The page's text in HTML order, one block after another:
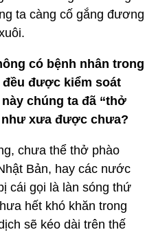
ta càng cố gắng đương
có bệnh nhân trong
được kiểm soát
chúng ta đã “thở
xưa được chưa?
chưa thể thở phào
Bản, hay các nước
cái gọi là làn sóng thứ
hết khó khăn trong
sẽ kéo dài trên thế